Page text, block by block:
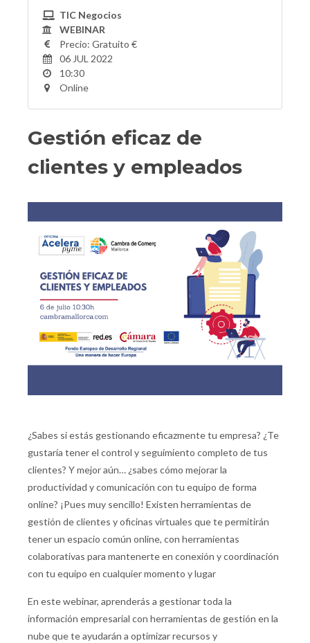
TIC Negocios
WEBINAR
Precio: Gratuito €
06 JUL 2022
10:30
Online
Gestión eficaz de
clientes y empleados
¿Sabes si estás gestionando eficazmente tu empresa? ¿Te
gustaría tener el control y seguimiento completo de tus
clientes? Y mejor aún… ¿sabes cómo mejorar la
productividad y comunicación con tu equipo de forma
online? ¡Pues muy sencillo! Existen herramientas de
gestión de clientes y oficinas virtuales que te permitirán
tener un espacio común online, con herramientas
colaborativas para mantenerte en conexión y coordinación
con tu equipo en cualquier momento y lugar
En este webinar, aprenderás a gestionar toda la
información empresarial con herramientas de gestión en la
nube que te ayudarán a optimizar recursos y